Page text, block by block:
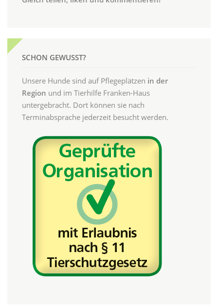
SCHON GEWUSST?
Unsere Hunde sind auf Pflegeplätzen in der
Region und im Tierhilfe Franken-Haus
untergebracht. Dort können sie nach
Terminabsprache jederzeit besucht werden.